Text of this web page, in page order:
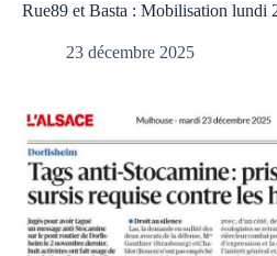
Rue89 et Basta : Mobilisation lundi
23 décembre 2025